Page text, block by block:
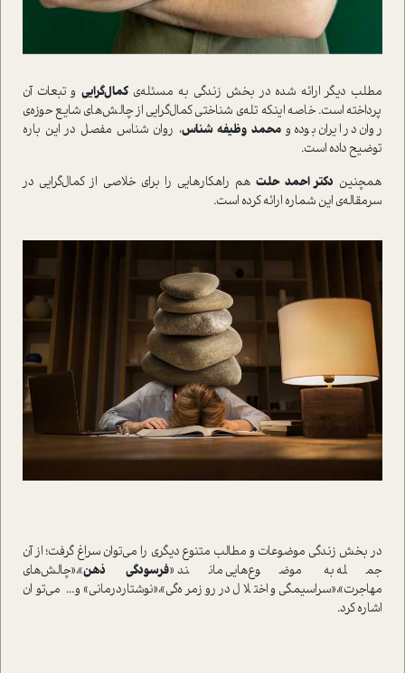
مطلب ديگر ارائه شده در بخش زندگي به مسئله‌يکمال‌گرايي و تبعات آن
پرداخته است. خاصه اينکه تله‌ي ‌شناختي کمال‌گرايي از چالش‌هاي شايع حوزه‌ي
روان در ايران بوده ومحمد وظيفه شناس، روان شناس مفصل در اين باره
توضيح داده است.
همچنين دکتر احمد حلتهم راهکارهايي را براي خلاصي از کمال‌گرايي در
سرمقاله‌ي اين شماره ارائه کرده است.
در بخش زندگي موضوعات و مطالب متنوع ديگري را مي‌توان سراغ گرفت؛ از آن
جمله به موضوع‌هايي مانند «فرسودگي ذهن»،«چالش‌هاي
مهاجرت»،«سراسيمگي و اختلال در روزمره‌گي»،«نوشتاردرماني» و... مي‌توان
اشاره کرد.